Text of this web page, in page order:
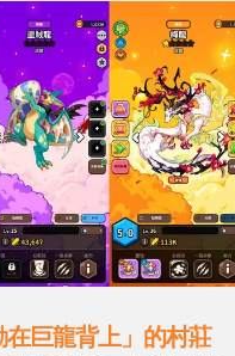
巨龍背上」的村莊